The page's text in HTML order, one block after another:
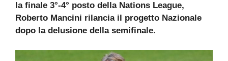
la finale 3°-4° posto della Nations League,
Roberto Mancini rilancia il progetto Nazionale
dopo la delusione della semifinale.